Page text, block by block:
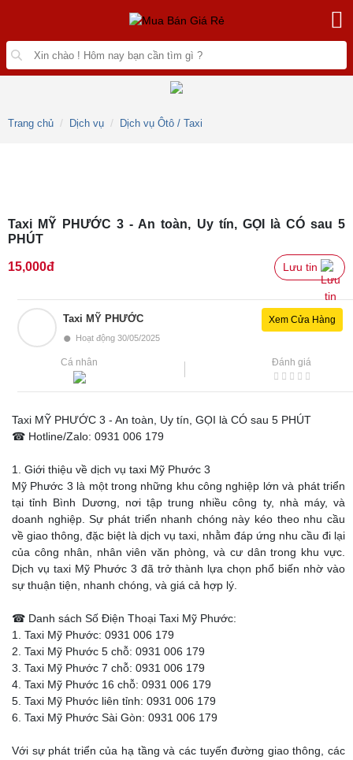
Trang chủ Dịch vụ Dịch vụ Ôtô / Taxi
Taxi MỸ PHƯỚC 3 - An toàn, Uy tín, GỌI là CÓ sau 5
PHÚT
15,000đ
Taxi MỸ PHƯỚC Xem Cửa Hàng
• Hoạt động 30/05/2025
Cá nhân Đánh giá
Taxi MỸ PHƯỚC 3 - An toàn, Uy tín, GỌI là CÓ sau 5 PHÚT
☎ Hotline/Zalo: 0931 006 179
1. Giới thiệu về dịch vụ taxi Mỹ Phước 3
Mỹ Phước 3 là một trong những khu công nghiệp lớn và phát triển
tại tỉnh Bình Dương, nơi tập trung nhiều công ty, nhà máy, và
doanh nghiệp. Sự phát triển nhanh chóng này kéo theo nhu cầu
về giao thông, đặc biệt là dịch vụ taxi, nhằm đáp ứng nhu cầu đi lại
của công nhân, nhân viên văn phòng, và cư dân trong khu vực.
Dịch vụ taxi Mỹ Phước 3 đã trở thành lựa chọn phổ biến nhờ vào
sự thuận tiện, nhanh chóng, và giá cả hợp lý.
☎ Danh sách Số Điện Thoại Taxi Mỹ Phước:
1. Taxi Mỹ Phước: 0931 006 179
2. Taxi Mỹ Phước 5 chỗ: 0931 006 179
3. Taxi Mỹ Phước 7 chỗ: 0931 006 179
4. Taxi Mỹ Phước 16 chỗ: 0931 006 179
5. Taxi Mỹ Phước liên tỉnh: 0931 006 179
6. Taxi Mỹ Phước Sài Gòn: 0931 006 179
Với sự phát triển của hạ tầng và các tuyến đường giao thông, các